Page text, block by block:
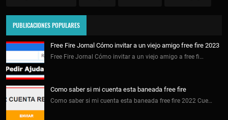
PUBLICACIONES POPULARES
Free Fire Jornal Cómo invitar a un viejo amigo free fire 2023
Free Fire Jornal Cómo invitar a un viejo amigo a free fi…
Como saber si mi cuenta esta baneada free fire
Como saber si mi cuenta esta baneada free fire 2022 Cue…